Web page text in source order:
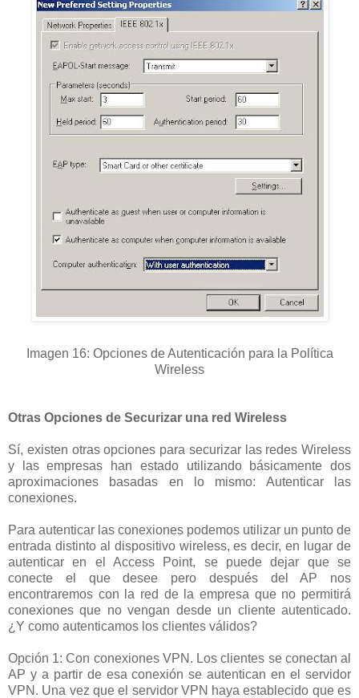
Imagen 16: Opciones de Autenticación para la Política
Wireless
Otras Opciones de Securizar una red Wireless
Sí, existen otras opciones para securizar las redes Wireless
y las empresas han estado utilizando básicamente dos
aproximaciones basadas en lo mismo: Autenticar las
conexiones.
Para autenticar las conexiones podemos utilizar un punto de
entrada distinto al dispositivo wireless, es decir, en lugar de
autenticar en el Access Point, se puede dejar que se
conecte el que desee pero después del AP nos
encontraremos con la red de la empresa que no permitirá
conexiones que no vengan desde un cliente autenticado.
¿Y como autenticamos los clientes válidos?
Opción 1: Con conexiones VPN. Los clientes se conectan al
AP y a partir de esa conexión se autentican en el servidor
VPN. Una vez que el servidor VPN haya establecido que es